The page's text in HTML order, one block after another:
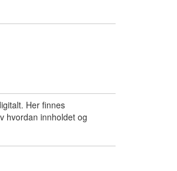
Her finnes
hvordan innholdet og